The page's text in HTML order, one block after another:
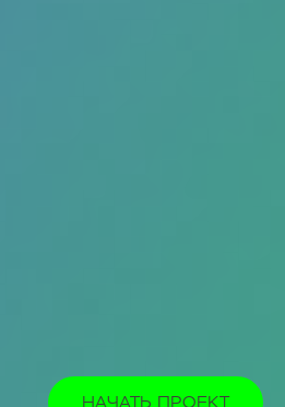
НАЧАТЬ ПРОЕКТ